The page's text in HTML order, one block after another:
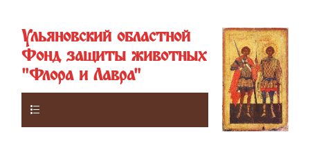
Ульяновский областной
Фонд защиты животных
"Флора и Лавра"